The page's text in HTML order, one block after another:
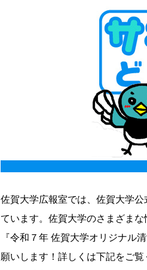
佐賀大学広報室では、佐賀大学
ています。佐賀大学のさまざま
『令和７年 佐賀大学オリジナル
願いします！詳しくは下記をご